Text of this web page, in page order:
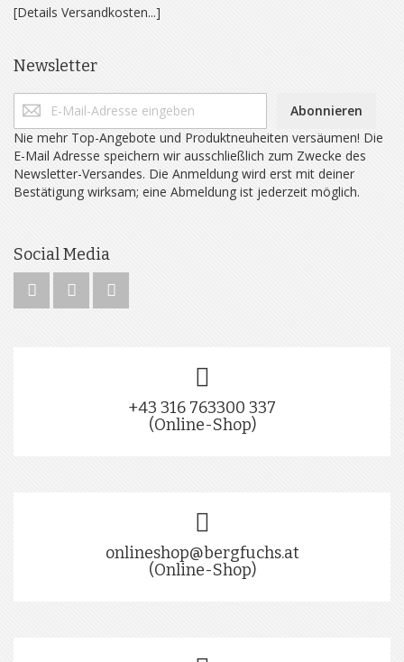
[Details Versandkosten...]
Newsletter
Abonnieren
Nie mehr Top-Angebote und Produktneuheiten versäumen! Die
E-Mail Adresse speichern wir ausschließlich zum Zwecke des
Newsletter-Versandes. Die Anmeldung wird erst mit deiner
Bestätigung wirksam; eine Abmeldung ist jederzeit möglich.
Social Media
+43 316 763300 337
(Online-Shop)
onlineshop@bergfuchs.at
(Online-Shop)